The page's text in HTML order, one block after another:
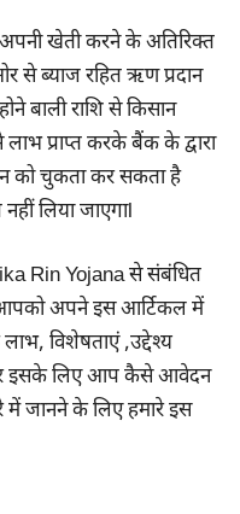
खेती करने के अतिरिक्त
से ब्याज रहित ऋण प्रदान
बाली राशि से किसान
प्राप्त करके बैंक के द्वारा
को चुकता कर सकता है
लिया जाएगाl
Rin Yojana से संबंधित
अपने इस आर्टिकल में
विशेषताएं ,उद्देश्य
और इसके लिए आप कैसे आवेदन
में जानने के लिए हमारे इस